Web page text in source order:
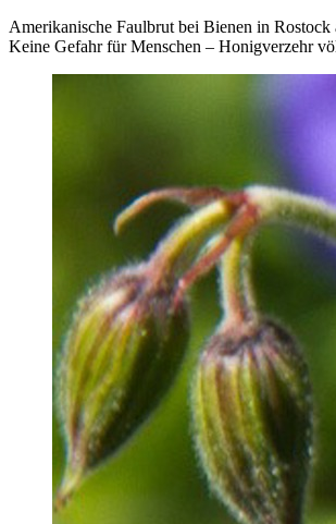
Amerikanische Faulbrut bei Bienen in Rostock
Keine Gefahr für Menschen – Honigverzehr